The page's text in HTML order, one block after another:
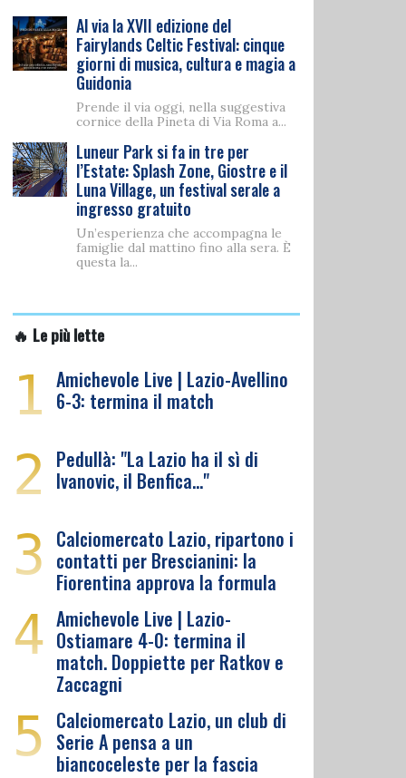
Al via la XVII edizione del
Fairylands Celtic Festival: cinque
giorni di musica, cultura e magia a
Guidonia
Prende il via oggi, nella suggestiva
cornice della Pineta di Via Roma a...
Luneur Park si fa in tre per
l’Estate: Splash Zone, Giostre e il
Luna Village, un festival serale a
ingresso gratuito
Un’esperienza che accompagna le
famiglie dal mattino fino alla sera. È
questa la...
🔥 Le più lette
1 Amichevole Live | Lazio-Avellino
6-3: termina il match
2 Pedullà: "La Lazio ha il sì di
Ivanovic, il Benfica…"
3 Calciomercato Lazio, ripartono i
contatti per Brescianini: la
Fiorentina approva la formula
4 Amichevole Live | Lazio-
Ostiamare 4-0: termina il
match. Doppiette per Ratkov e
Zaccagni
5 Calciomercato Lazio, un club di
Serie A pensa a un
biancoceleste per la fascia